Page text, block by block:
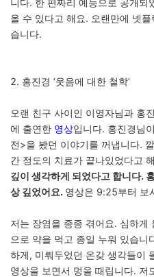
니다. 한 편짜리 예능으로 공개되
올 수 있다고 해요. 오랜만에 넷
습니다.
2. 홍진경 ‘웃음에 대한 철학’
오랜 친구 사이인 이영자님과 홍
에 출연한 영상입니다. 홍진경님
전>을 봤던 이야기를 꺼냅니다.
간 정도의 치료가 끝나있었다고
깊이 생각하게 되었다고 합니다.
상 깊었어요. 영상은 9:25부터 보
저는 장염을 종종 겪어요. 심하게
으로 약을 먹고 종일 누워 있습
하게, 미뤄두었던 온갖 생각들이
영상을 보면서 멍을 때립니다. 저